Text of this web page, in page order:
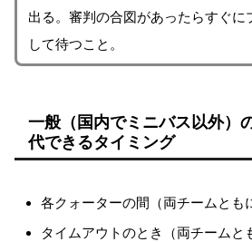
出る。審判の合図があったらすぐに
して待つこと。
一般（国内でミニバス以外）
代できるタイミング
各クォーターの間（両チームとも
タイムアウトのとき（両チームと